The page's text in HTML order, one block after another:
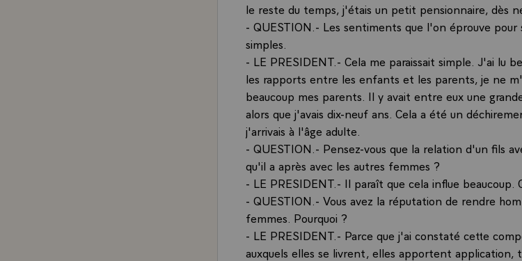
le reste du temps, j'étais un petit pensionnaire, dès
- QUESTION.- Les sentiments que l'on éprouve
simples.
- LE PRESIDENT.- Cela me paraissait simple. J'ai lu
les rapports entre les enfants et les parents, je ne
beaucoup mes parents. Il y avait entre eux une
alors que j'avais dix-neuf ans. Cela a été un
j'arrivais à l'âge adulte.
- QUESTION.- Pensez-vous que la relation d'un fils
qu'il a après avec les autres femmes ?
- LE PRESIDENT.- Il paraît que cela influe beaucoup.
- QUESTION.- Vous avez la réputation de rendre
femmes. Pourquoi ?
- LE PRESIDENT.- Parce que j'ai constaté cette
auxquels elles se livrent, elles apportent